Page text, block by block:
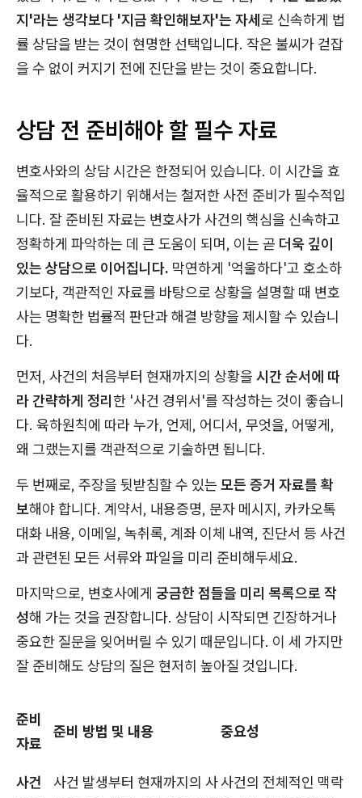
지'라는 생각보다 '지금 확인해보자'는 자세로 신속하게 법
률 상담을 받는 것이 현명한 선택입니다. 작은 불씨가 걷잡
을 수 없이 커지기 전에 진단을 받는 것이 중요합니다.
상담 전 준비해야 할 필수 자료
변호사와의 상담 시간은 한정되어 있습니다. 이 시간을 효
율적으로 활용하기 위해서는 철저한 사전 준비가 필수적입
니다. 잘 준비된 자료는 변호사가 사건의 핵심을 신속하고
정확하게 파악하는 데 큰 도움이 되며, 이는 곧 더욱 깊이
있는 상담으로 이어집니다. 막연하게 '억울하다'고 호소하
기보다, 객관적인 자료를 바탕으로 상황을 설명할 때 변호
사는 명확한 법률적 판단과 해결 방향을 제시할 수 있습니
다.
먼저, 사건의 처음부터 현재까지의 상황을 시간 순서에 따
라 간략하게 정리한 '사건 경위서'를 작성하는 것이 좋습니
다. 육하원칙에 따라 누가, 언제, 어디서, 무엇을, 어떻게,
왜 그랬는지를 객관적으로 기술하면 됩니다.
두 번째로, 주장을 뒷받침할 수 있는 모든 증거 자료를 확
보해야 합니다. 계약서, 내용증명, 문자 메시지, 카카오톡
대화 내용, 이메일, 녹취록, 계좌 이체 내역, 진단서 등 사건
과 관련된 모든 서류와 파일을 미리 준비해두세요.
마지막으로, 변호사에게 궁금한 점들을 미리 목록으로 작
성해 가는 것을 권장합니다. 상담이 시작되면 긴장하거나
중요한 질문을 잊어버릴 수 있기 때문입니다. 이 세 가지만
잘 준비해도 상담의 질은 현저히 높아질 것입니다.
준비
자료
준비 방법 및 내용 중요성
사건
사건 발생부터 현재까지의 사사건의 전체적인 맥락